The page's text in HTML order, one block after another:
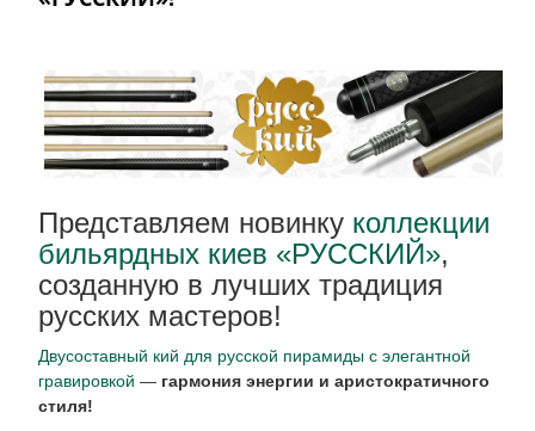
Представляем новинку коллекции
бильярдных киев «РУССКИЙ»,
созданную в лучших традиция
русских мастеров!
Двусоставный кий для русской пирамиды с элегантной
гравировкой — гармония энергии и аристократичного
стиля!